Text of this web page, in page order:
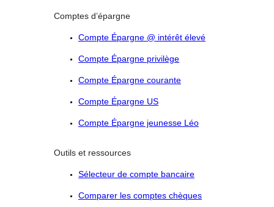
Comptes d’épargne
Compte Épargne @ intérêt élevé
Compte Épargne privilège
Compte Épargne courante
Compte Épargne US
Compte Épargne jeunesse Léo
Outils et ressources
Sélecteur de compte bancaire
Comparer les comptes chèques